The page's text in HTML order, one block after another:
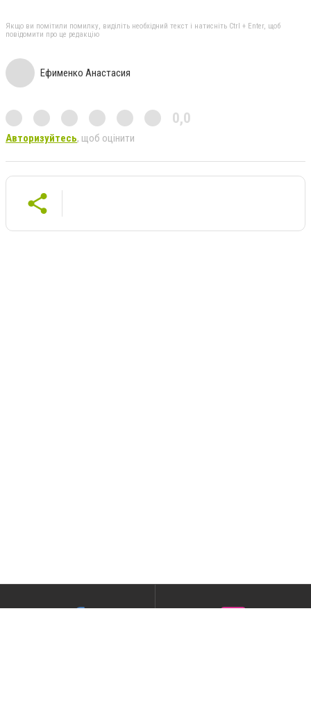
Якщо ви помітили помилку, виділіть необхідний текст і натисніть Ctrl + Enter, щоб
повідомити про це редакцію
Ефименко Анастасия
0,0
Авторизуйтесь, щоб оцінити